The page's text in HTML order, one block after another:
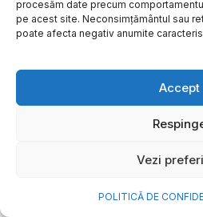
procesăm date precum
pe acest site. Neconsimțământul sau
poate afecta negativ anumite
Accept
Vezi
POLITICĂ DE
se întâmplă cele mai
vacanțe pe care le planificăm